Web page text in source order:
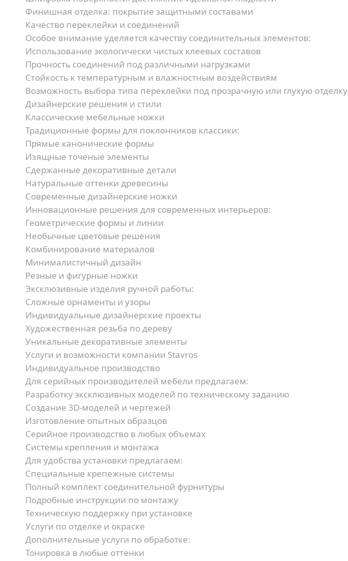
Финишная отделка: покрытие защитными составами
Качество переклейки и соединений
Особое внимание уделяется качеству соединительных элементов:
Использование экологически чистых клеевых составов
Прочность соединений под различными нагрузками
Стойкость к температурным и влажностным воздействиям
Возможность выбора типа переклейки под прозрачную или глухую отделку
Дизайнерские решения и стили
Классические мебельные ножки
Традиционные формы для поклонников классики:
Прямые канонические формы
Изящные точеные элементы
Сдержанные декоративные детали
Натуральные оттенки древесины
Современные дизайнерские ножки
Инновационные решения для современных интерьеров:
Геометрические формы и линии
Необычные цветовые решения
Комбинирование материалов
Минималистичный дизайн
Резные и фигурные ножки
Эксклюзивные изделия ручной работы:
Сложные орнаменты и узоры
Индивидуальные дизайнерские проекты
Художественная резьба по дереву
Уникальные декоративные элементы
Услуги и возможности компании Stavros
Индивидуальное производство
Для серийных производителей мебели предлагаем:
Разработку эксклюзивных моделей по техническому заданию
Создание 3D-моделей и чертежей
Изготовление опытных образцов
Серийное производство в любых объемах
Системы крепления и монтажа
Для удобства установки предлагаем:
Специальные крепежные системы
Полный комплект соединительной фурнитуры
Подробные инструкции по монтажу
Техническую поддержку при установке
Услуги по отделке и окраске
Дополнительные услуги по обработке:
Тонировка в любые оттенки